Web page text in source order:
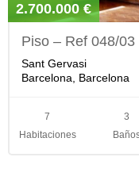
2.700.000 €
Piso – Ref 048/03
Sant Gervasi
Barcelona, Barcelona
7
Habitaciones
3